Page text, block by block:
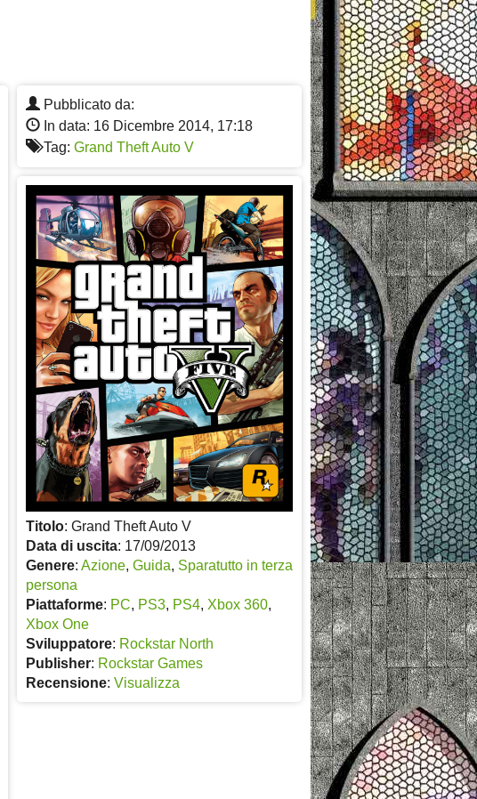
Pubblicato da:
In data: 16 Dicembre 2014, 17:18
Tag: Grand Theft Auto V
Titolo: Grand Theft Auto V
Data di uscita: 17/09/2013
Genere: Azione, Guida, Sparatutto in terza
persona
Piattaforme: PC, PS3, PS4, Xbox 360,
Xbox One
Sviluppatore: Rockstar North
Publisher: Rockstar Games
Recensione: Visualizza